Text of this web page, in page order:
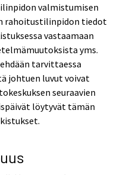
valmistumisen
rahoitustilinpidon tiedot
vastaamaan
yms.
tarvittaessa
johtuen luvut voivat
seuraavien
löytyvät tämän